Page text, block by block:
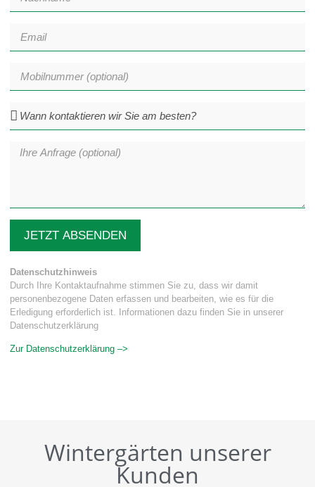
JETZT ABSENDEN
Datenschutzhinweis
Durch Ihre Kontaktaufnahme stimmen Sie zu, dass wir damit
personenbezogene Daten erfassen und bearbeiten, wie es für die
Erledigung erforderlich ist. Informationen dazu finden Sie in unserer
Datenschutzerklärung
Zur Datenschutzerklärung –>
Wintergärten unserer
Kunden